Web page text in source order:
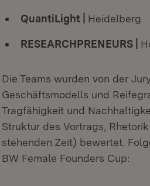
QuantiLight | Heidelberg
RESEARCHPRENEURS |
Die Teams wurden von der
Geschäftsmodells und
Tragfähigkeit und
Struktur des Vortrags,
stehenden Zeit) bewertet.
BW Female Founders Cup: